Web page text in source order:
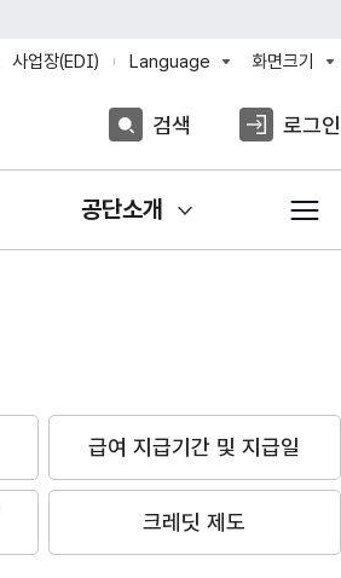
사업장(EDI) Language 화면크기
검색 로그인
공단소개
급여 지급기간 및 지급일
크레딧 제도